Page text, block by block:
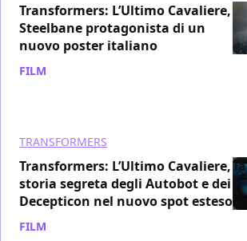
Transformers: L’Ultimo Cavaliere,
Steelbane protagonista di un
nuovo poster italiano
FILM
TRANSFORMERS
Transformers: L’Ultimo Cavaliere, la
storia segreta degli Autobot e dei
Decepticon nel nuovo spot esteso
FILM